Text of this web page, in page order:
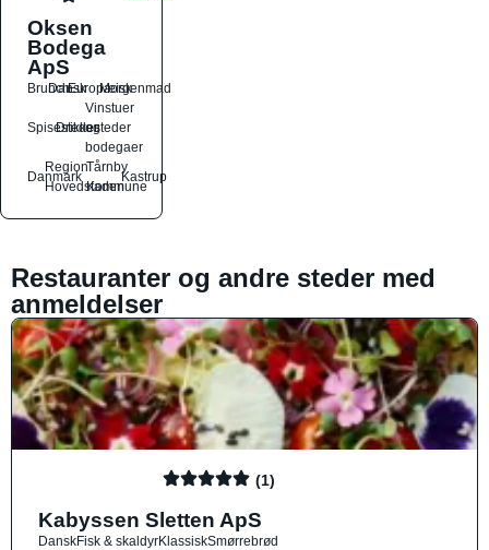
Oksen
Bodega
ApS
Brunch
DanskEuropæiskMorgenmad
Spisesteder
Drikkesteder
Vinstuer
og
bodegaer
Danmark
Region
Hovedstaden
Tårnby
Kommune
Kastrup
Restauranter og andre steder med
anmeldelser
(1)
Kabyssen Sletten ApS
DanskFisk & skaldyrKlassiskSmørrebrød